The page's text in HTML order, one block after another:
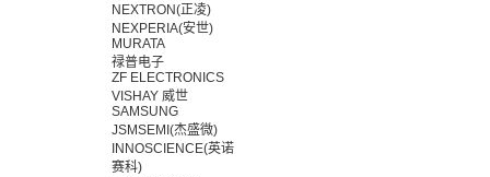
NEXTRON(正凌)
NEXPERIA(安世)
MURATA
禄普电子
ZF ELECTRONICS
VISHAY 威世
SAMSUNG
JSMSEMI(杰盛微)
INNOSCIENCE(英诺
赛科)